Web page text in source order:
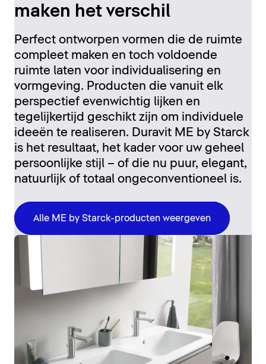
maken het verschil
Perfect ontworpen vormen die de ruimte
compleet maken en toch voldoende
ruimte laten voor individualisering en
vormgeving. Producten die vanuit elk
perspectief evenwichtig lijken en
tegelijkertijd geschikt zijn om individuele
ideeën te realiseren. Duravit ME by Starck
is het resultaat, het kader voor uw geheel
persoonlijke stijl – of die nu puur, elegant,
natuurlijk of totaal ongeconventioneel is.
Alle ME by Starck-producten weergeven